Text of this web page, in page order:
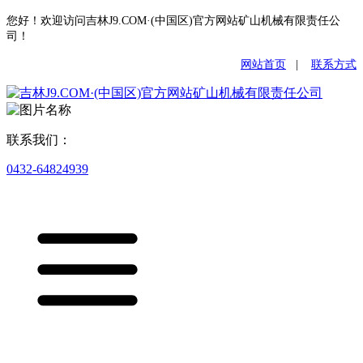
您好！欢迎访问吉林J9.COM·(中国区)官方网站矿山机械有限责任公
司！
网站首页 联系方式
联系我们：
0432-64824939